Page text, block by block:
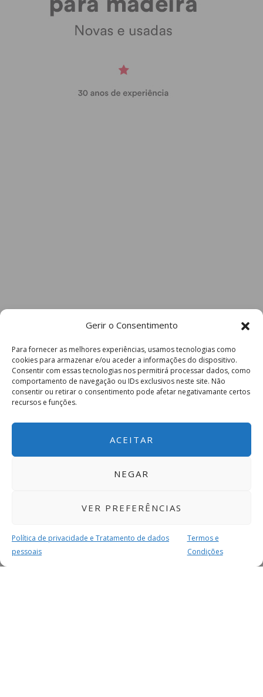
Gerir o Consentimento
Para fornecer as melhores experiências, usamos tecnologias como
cookies para armazenar e/ou aceder a informações do dispositivo.
Consentir com essas tecnologias nos permitirá processar dados, como
comportamento de navegação ou IDs exclusivos neste site. Não
consentir ou retirar o consentimento pode afetar negativamante certos
recursos e funções.
ACEITAR
NEGAR
VER PREFERÊNCIAS
Política de privacidade e Tratamento de dados
pessoais
Termos e
Condições